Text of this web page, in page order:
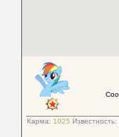
Карма: 1025 Известность: